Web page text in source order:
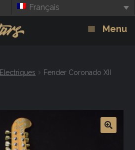
Français
Menu
Electriques
Fender Coronado XII